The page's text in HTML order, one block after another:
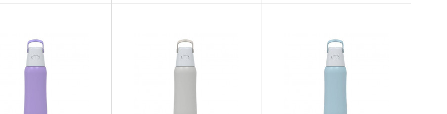
zatrzymuje niepożądane substancje takie jak metale ciężkie i
nieprzyjemny smak chloru.